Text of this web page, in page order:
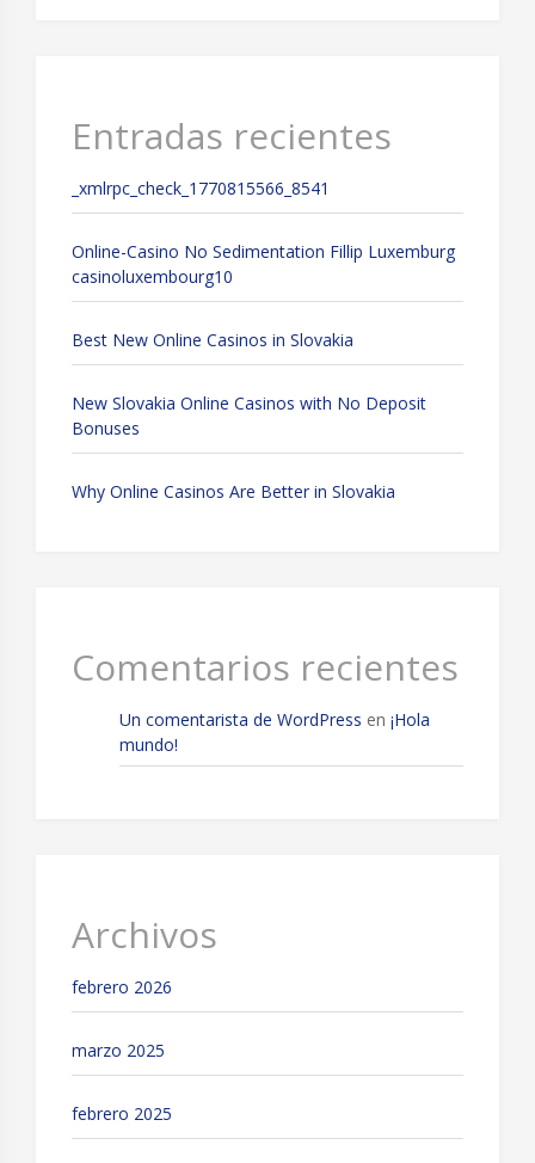
Entradas recientes
_xmlrpc_check_1770815566_8541
Online-Casino No Sedimentation Fillip Luxemburg
casinoluxembourg10
Best New Online Casinos in Slovakia
New Slovakia Online Casinos with No Deposit
Bonuses
Why Online Casinos Are Better in Slovakia
Comentarios recientes
Un comentarista de WordPress en ¡Hola
mundo!
Archivos
febrero 2026
marzo 2025
febrero 2025